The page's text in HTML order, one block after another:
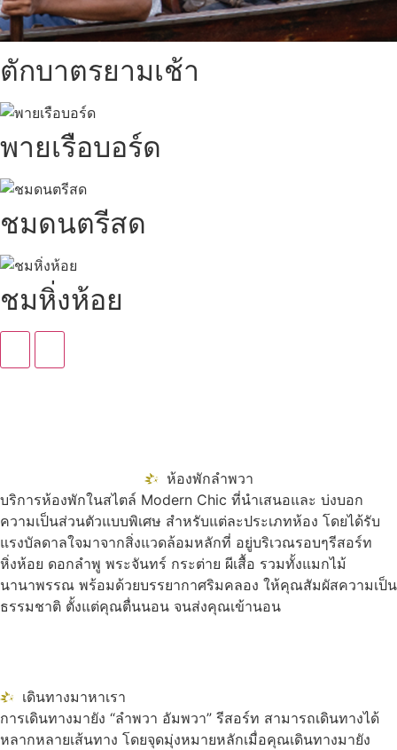
ตักบาตรยามเช้า
พายเรือบอร์ด
ชมดนตรีสด
ชมหิ่งห้อย
ห้องพักลำพวา
บริการห้องพักในสไตล์ Modern Chic ที่นำเสนอและ บ่งบอก
ความเป็นส่วนตัวแบบพิเศษ สำหรับแต่ละประเภทห้อง โดยได้รับ
แรงบัลดาลใจมาจากสิ่งแวดล้อมหลักที่ อยู่บริเวณรอบๆรีสอร์ท
หิ่งห้อย ดอกลำพู พระจันทร์ กระต่าย ผีเสื้อ รวมทั้งแมกไม้
นานาพรรณ พร้อมด้วยบรรยากาศริมคลอง ให้คุณสัมผัสความเป็น
ธรรมชาติ ตั้งแต่คุณตื่นนอน จนส่งคุณเข้านอน
เดินทางมาหาเรา
การเดินทางมายัง “ลำพวา อัมพวา” รีสอร์ท สามารถเดินทางได้
หลากหลายเส้นทาง โดยจุดมุ่งหมายหลักเมื่อคุณเดินทางมายัง